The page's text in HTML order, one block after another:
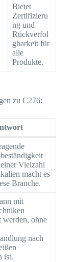
Bietet
Zertifizieru
ng und
Rückverfol
gbarkeit für
alle
Produkte.
zu C276:
Vielzahl
macht es
Branche.
mit
werden, ohne
nach
ist.